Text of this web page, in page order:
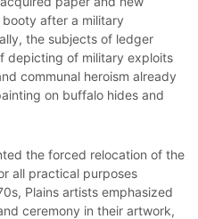
after a military
the subjects of ledger
depicting of military exploits
communal heroism already
on buffalo hides and
the forced relocation of the
all practical purposes
Plains artists emphasized
ceremony in their artwork,